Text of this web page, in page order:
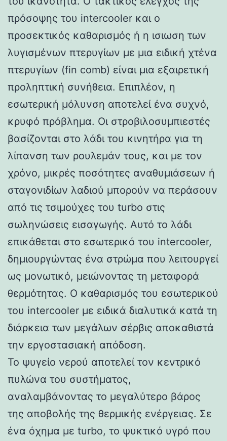
πρόσοψης του intercooler και ο
προσεκτικός καθαρισμός ή η ισιωση των
λυγισμένων πτερυγίων με μια ειδική χτένα
πτερυγίων (fin comb) είναι μια εξαιρετική
προληπτική συνήθεια. Επιπλέον, η
εσωτερική μόλυνση αποτελεί ένα συχνό,
κρυφό πρόβλημα. Οι στροβιλοσυμπιεστές
βασίζονται στο λάδι του κινητήρα για τη
λίπανση των ρουλεμάν τους, και με τον
χρόνο, μικρές ποσότητες αναθυμιάσεων ή
σταγονιδίων λαδιού μπορούν να περάσουν
από τις τσιμούχες του turbo στις
σωληνώσεις εισαγωγής. Αυτό το λάδι
επικάθεται στο εσωτερικό του intercooler,
δημιουργώντας ένα στρώμα που λειτουργεί
ως μονωτικό, μειώνοντας τη μεταφορά
θερμότητας. Ο καθαρισμός του εσωτερικού
του intercooler με ειδικά διαλυτικά κατά τη
διάρκεια των μεγάλων σέρβις αποκαθιστά
την εργοστασιακή απόδοση.
Το ψυγείο νερού αποτελεί τον κεντρικό
πυλώνα του συστήματος,
αναλαμβάνοντας το μεγαλύτερο βάρος
της αποβολής της θερμικής ενέργειας. Σε
ένα όχημα με turbo, το ψυκτικό υγρό που